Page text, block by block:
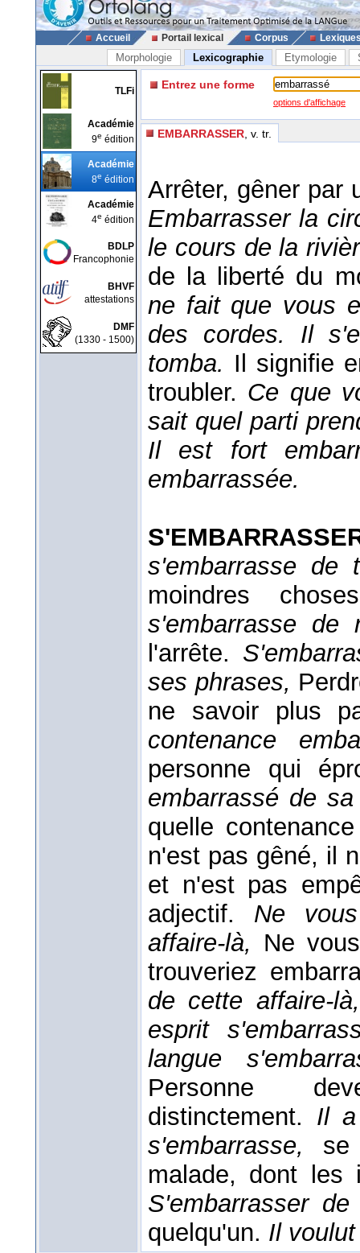
Accueil Portail lexical Corpus
Morphologie Lexicographie Etymologie
TLFi
Académie
9e édition
Académie
8e édition
Académie
4e édition
BDLP
Francophonie
BHVF
attestations
DMF
(1330 - 1500)
Entrez une forme
options d'affichage
EMBARRASSER , v. tr.
Arrêter, gêner par
Embarrasser la
le cours de la
de la liberté du
ne fait que vous
des cordes. Il
tomba. Il signifie
troubler. Ce que
sait quel parti
Il est fort
embarrassée.
s'embarrasse
moindres
s'embarrasse
l'arrête.
ses phrases,
ne savoir plus
contenance
personne qui
embarrassé de
quelle
n'est pas gêné, il
et n'est pas
adjectif. Ne
affaire-là, Ne
trouveriez
de cette affaire-
esprit
langue
Personne
distinctement. Il
s'embarrasse,
malade, dont les
S'embarrasser
quelqu'un. Il